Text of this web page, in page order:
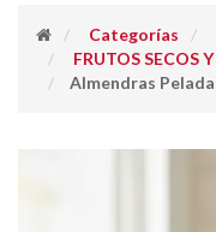
Categorías
FRUTOS SECOS
Almendras